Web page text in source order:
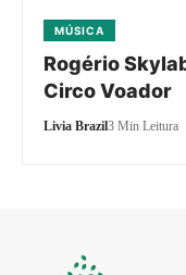
MÚSICA
Rogério
Circo Voador
Livia Brazil3 Min Leitura